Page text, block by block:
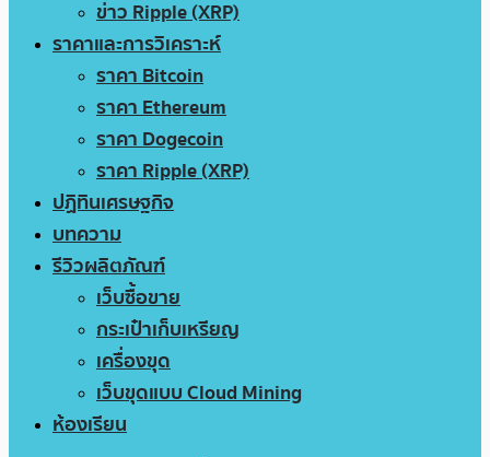
ข่าว Ripple (XRP)
ราคาและการวิเคราะห์
ราคา Bitcoin
ราคา Ethereum
ราคา Dogecoin
ราคา Ripple (XRP)
ปฏิทินเศรษฐกิจ
บทความ
รีวิวผลิตภัณฑ์
เว็บซื้อขาย
กระเป๋าเก็บเหรียญ
เครื่องขุด
เว็บขุดแบบ Cloud Mining
ห้องเรียน